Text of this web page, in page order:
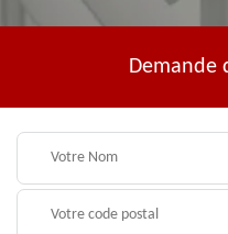
Demande